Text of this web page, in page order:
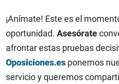
¡Anímate! Este es el
oportunidad. Asesórate
afrontar estas pruebas
Oposiciones.es ponemos
servicio y queremos